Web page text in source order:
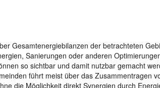
Gesamtenergiebilanzen der betrachteten
Sanierungen oder anderen
so sichtbar und damit nutzbar gemacht
führt meist über das Zusammentragen
die Möglichkeit direkt Synergien durch